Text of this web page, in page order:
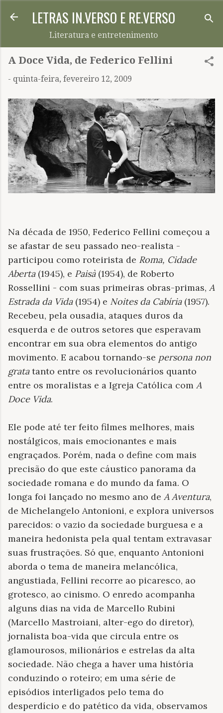
Pular para o conteúdo principal
LETRAS IN.VERSO E RE.VERSO
Literatura e entretenimento
A Doce Vida, de Federico Fellini
- quinta-feira, fevereiro 12, 2009
Na década de 1950, Federico Fellini começou a
se afastar de seu passado neo-realista -
participou como roteirista de Roma, Cidade
Aberta(1945), e Paisà (1954), de Roberto
Rossellini - com suas primeiras obras-primas, A
Estrada da Vida (1954) e Noites da Cabíria(1957).
Recebeu, pela ousadia, ataques duros da
esquerda e de outros setores que esperavam
encontrar em sua obra elementos do antigo
movimento. E acabou tornando-se persona non
gratatanto entre os revolucionários quanto
entre os moralistas e a Igreja Católica com A
Doce Vida.
Ele pode até ter feito filmes melhores, mais
nostálgicos, mais emocionantes e mais
engraçados. Porém, nada o define com mais
precisão do que este cáustico panorama da
sociedade romana e do mundo da fama. O
longa foi lançado no mesmo ano de A Aventura,
de Michelangelo Antonioni, e explora universos
parecidos: o vazio da sociedade burguesa e a
maneira hedonista pela qual tentam extravasar
suas frustrações. Só que, enquanto Antonioni
aborda o tema de maneira melancólica,
angustiada, Fellini recorre ao picaresco, ao
grotesco, ao cinismo. O enredo acompanha
alguns dias na vida de Marcello Rubini
(Marcello Mastroiani, alter-ego do diretor),
jornalista boa-vida que circula entre os
glamourosos, milionários e estrelas da alta
sociedade. Não chega a haver uma história
conduzindo o roteiro; em uma série de
episódios interligados pelo tema do
desperdício e do patético da vida, observamos